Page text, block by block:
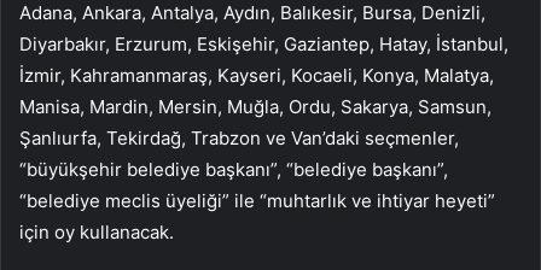
Adana, Ankara, Antalya, Aydın, Balıkesir, Bursa, Denizli,
Diyarbakır, Erzurum, Eskişehir, Gaziantep, Hatay, İstanbul,
İzmir, Kahramanmaraş, Kayseri, Kocaeli, Konya, Malatya,
Manisa, Mardin, Mersin, Muğla, Ordu, Sakarya, Samsun,
Şanlıurfa, Tekirdağ, Trabzon ve Van’daki seçmenler,
“büyükşehir belediye başkanı”, “belediye başkanı”,
“belediye meclis üyeliği” ile “muhtarlık ve ihtiyar heyeti”
için oy kullanacak.